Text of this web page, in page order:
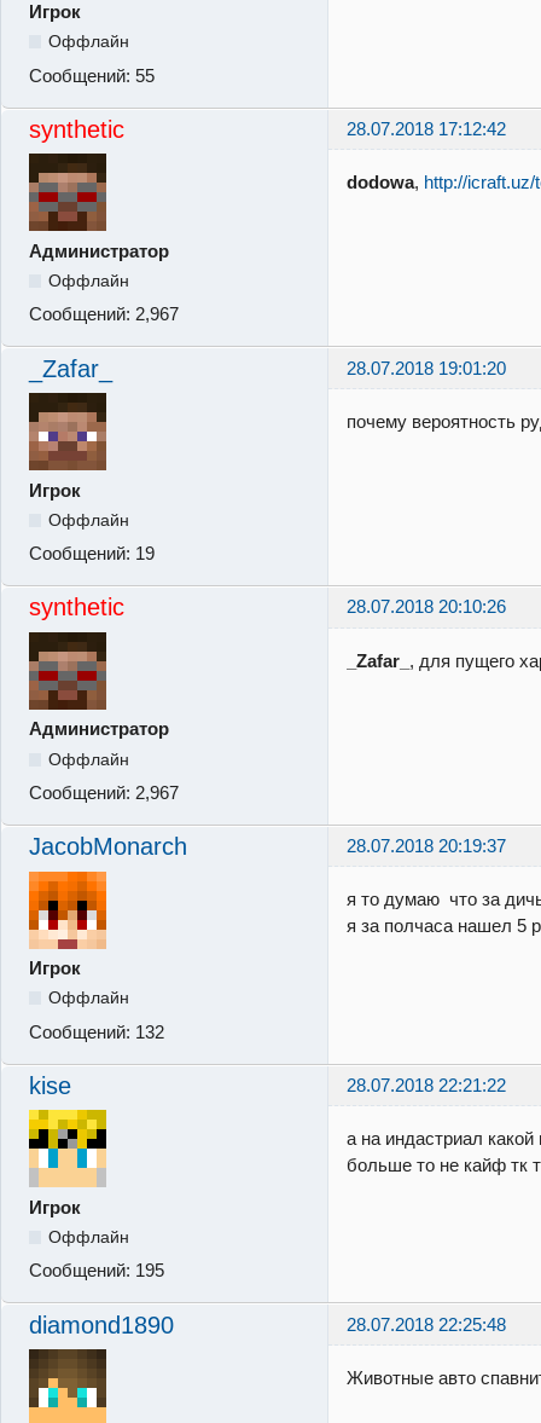
Игрок
Оффлайн
Сообщений: 55
synthetic 28.07.2018 17:12:42
Администратор
Оффлайн
Сообщений: 2,967
dodowa, http://icraft.uz/
_Zafar_ 28.07.2018 19:01:20
Игрок
Оффлайн
Сообщений: 19
почему вероятность
synthetic 28.07.2018 20:10:26
Администратор
Оффлайн
Сообщений: 2,967
_Zafar_ , для пущего
JacobMonarch 28.07.2018 20:19:37
Игрок
Оффлайн
Сообщений: 132
я то думаю что за
я за полчаса нашел 5
kise 28.07.2018 22:21:22
Игрок
Оффлайн
Сообщений: 195
а на индастриал
больше то не кайф тк
diamond1890 28.07.2018 22:25:48
Животные авто